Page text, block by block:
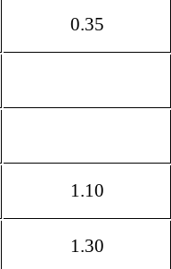
0.35
1.10
1.30